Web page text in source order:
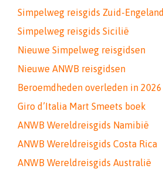
Simpelweg reisgids Zuid-Engeland
Simpelweg reisgids Sicilië
Nieuwe Simpelweg reisgidsen
Nieuwe ANWB reisgidsen
Beroemdheden overleden in 2026
Giro d’Italia Mart Smeets boek
ANWB Wereldreisgids Namibië
ANWB Wereldreisgids Costa Rica
ANWB Wereldreisgids Australië